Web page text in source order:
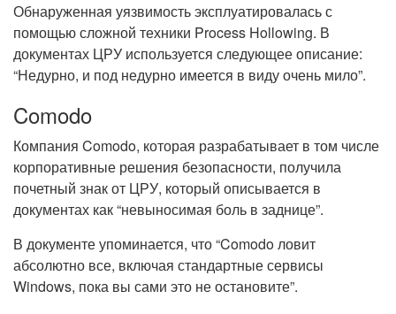
Обнаруженная уязвимость эксплуатировалась с
помощью сложной техники Process Hollowing. В
документах ЦРУ используется следующее описание:
“Недурно, и под недурно имеется в виду очень мило”.
Comodo
Компания Comodo, которая разрабатывает в том числе
корпоративные решения безопасности, получила
почетный знак от ЦРУ, который описывается в
документах как “невыносимая боль в заднице”.
В документе упоминается, что “Comodo ловит
абсолютно все, включая стандартные сервисы
Windows, пока вы сами это не остановите”.